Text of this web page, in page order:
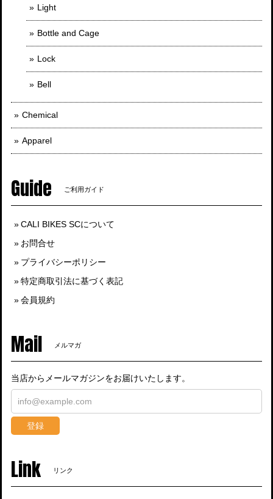
Light
Bottle and Cage
Lock
Bell
Chemical
Apparel
Guide ご利用ガイド
CALI BIKES SCについて
お問合せ
プライバシーポリシー
特定商取引法に基づく表記
会員規約
Mail メルマガ
当店からメールマガジンをお届けいたします。
登録
Link リンク